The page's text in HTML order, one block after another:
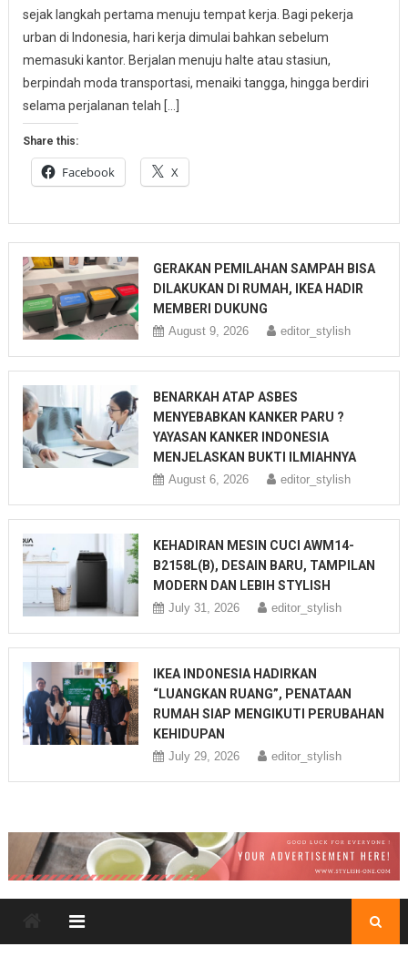
sejak langkah pertama menuju tempat kerja. Bagi pekerja
urban di Indonesia, hari kerja dimulai bahkan sebelum
memasuki kantor. Berjalan menuju halte atau stasiun,
berpindah moda transportasi, menaiki tangga, hingga berdiri
selama perjalanan telah […]
Share this:
Facebook X
GERAKAN PEMILAHAN SAMPAH BISA
DILAKUKAN DI RUMAH, IKEA HADIR
MEMBERI DUKUNG
August 9, 2026 editor_stylish
BENARKAH ATAP ASBES
MENYEBABKAN KANKER PARU ?
YAYASAN KANKER INDONESIA
MENJELASKAN BUKTI ILMIAHNYA
August 6, 2026 editor_stylish
KEHADIRAN MESIN CUCI AWM14-
B2158L(B), DESAIN BARU, TAMPILAN
MODERN DAN LEBIH STYLISH
July 31, 2026 editor_stylish
IKEA INDONESIA HADIRKAN
“LUANGKAN RUANG”, PENATAAN
RUMAH SIAP MENGIKUTI PERUBAHAN
KEHIDUPAN
July 29, 2026 editor_stylish